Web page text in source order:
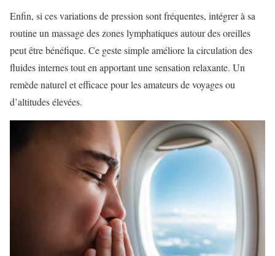
Enfin, si ces variations de pression sont fréquentes, intégrer à sa
routine un massage des zones lymphatiques autour des oreilles
peut être bénéfique. Ce geste simple améliore la circulation des
fluides internes tout en apportant une sensation relaxante. Un
remède naturel et efficace pour les amateurs de voyages ou
d’altitudes élevées.